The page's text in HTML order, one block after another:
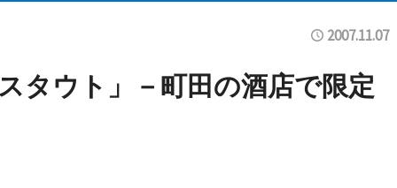
2007.11.07
タウト」－町田の酒店で限定